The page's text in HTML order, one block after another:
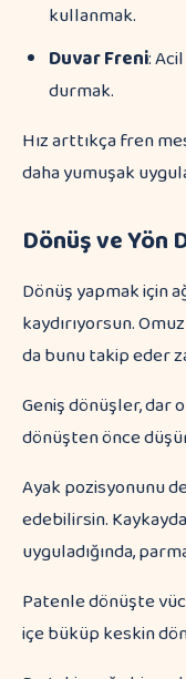
kullanmak.
Duvar Freni:
durmak.
Hız arttıkça fren
daha yumuşak
Dönüş ve Yön
Dönüş yapmak için
kaydırıyorsun.
da bunu takip eder
Geniş dönüşler, dar
dönüşten önce
Ayak pozisyonunu
edebilirsin.
uyguladığında,
Patenle dönüşte
içe büküp keskin